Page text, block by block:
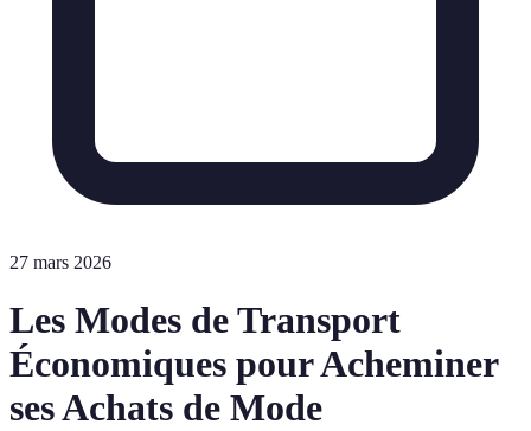
27 mars 2026
Les Modes de Transport
Économiques pour Acheminer
ses Achats de Mode